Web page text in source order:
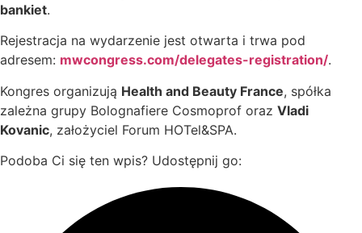
bankiet.
Rejestracja na wydarzenie jest otwarta i trwa pod
adresem: mwcongress.com/delegates-registration/.
Kongres organizują Health and Beauty France, spółka
zależna grupy Bolognafiere Cosmoprof oraz Vladi
Kovanic, założyciel Forum HOTel&SPA.
Podoba Ci się ten wpis? Udostępnij go: